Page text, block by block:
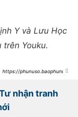
Y và Lưu Học
Youku.
https://phunuso.baophunuth
luan- nhận tranh